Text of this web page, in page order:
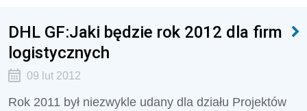
DHL GF:Jaki będzie rok 2012 dla firm
logistycznych
09 lut 2012
Rok 2011 był niezwykle udany dla działu Projektów